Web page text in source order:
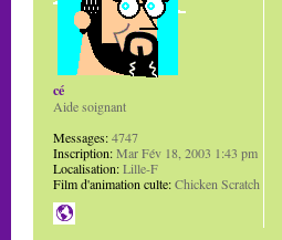
cé
Aide soignant
Messages:4747
Inscription:Mar Fév 18, 2003 1:43 pm
Localisation:Lille-F
Film d'animation culte:Chicken Scratch